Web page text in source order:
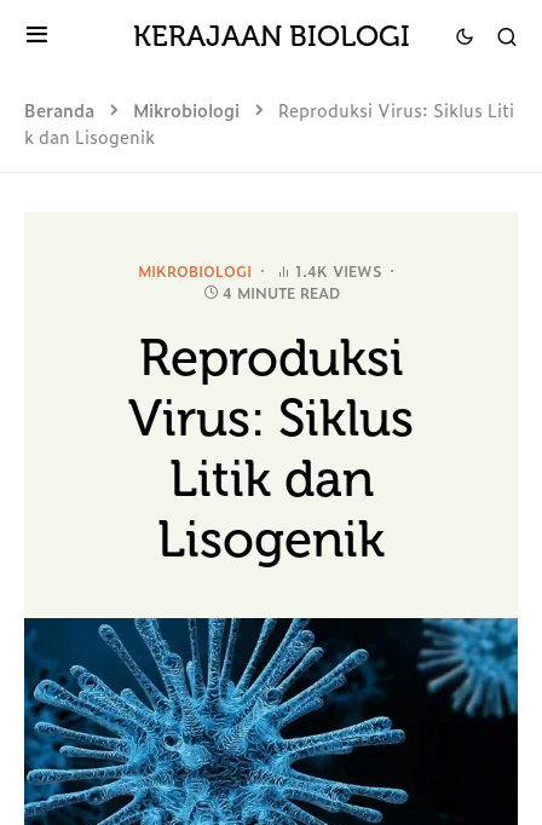
KERAJAAN BIOLOGI
Beranda Mikrobiologi
Reproduksi Virus: Siklus Liti
k dan Lisogenik
MIKROBIOLOGI
1.4K VIEWS
4 MINUTE READ
Reproduksi
Virus: Siklus
Litik dan
Lisogenik